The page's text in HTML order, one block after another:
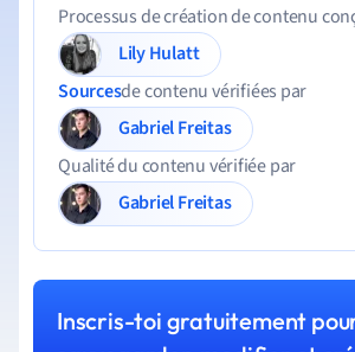
Processus de création de contenu
Lily Hulatt
Sourcesde contenu vérifiées par
Gabriel Freitas
Qualité du contenu vérifiée par
Gabriel Freitas
Inscris-toi gratuitement